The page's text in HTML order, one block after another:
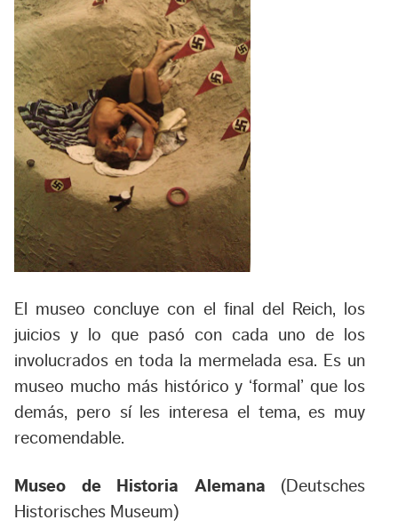
El museo concluye con el final del Reich, los
juicios y lo que pasó con cada uno de los
involucrados en toda la mermelada esa. Es un
museo mucho más histórico y ‘formal’ que los
demás, pero sí les interesa el tema, es muy
recomendable.
Museo de Historia Alemana (Deutsches
Historisches Museum)